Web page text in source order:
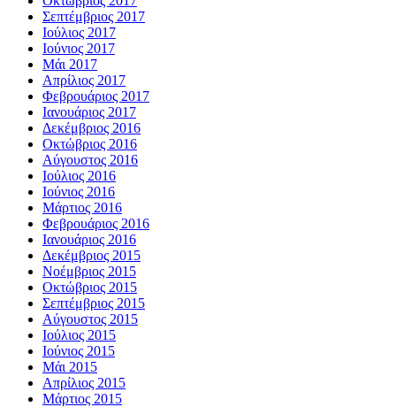
Σεπτέμβριος 2017
Ιούλιος 2017
Ιούνιος 2017
Μάι 2017
Απρίλιος 2017
Φεβρουάριος 2017
Ιανουάριος 2017
Δεκέμβριος 2016
Οκτώβριος 2016
Αύγουστος 2016
Ιούλιος 2016
Ιούνιος 2016
Μάρτιος 2016
Φεβρουάριος 2016
Ιανουάριος 2016
Δεκέμβριος 2015
Νοέμβριος 2015
Οκτώβριος 2015
Σεπτέμβριος 2015
Αύγουστος 2015
Ιούλιος 2015
Ιούνιος 2015
Μάι 2015
Απρίλιος 2015
Μάρτιος 2015